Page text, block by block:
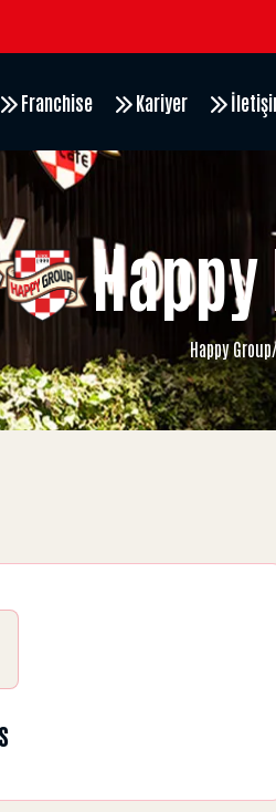
Franchise Kariyer
Happy Group